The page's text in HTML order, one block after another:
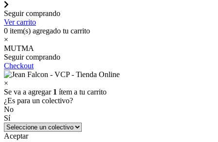
Seguir comprando
Ver carrito
0 item(s) agregado tu carrito
×
MUTMA
Seguir comprando
Checkout
×
Se va a agregar 1 ítem a tu carrito
¿Es para un colectivo?
No
Sí
Aceptar